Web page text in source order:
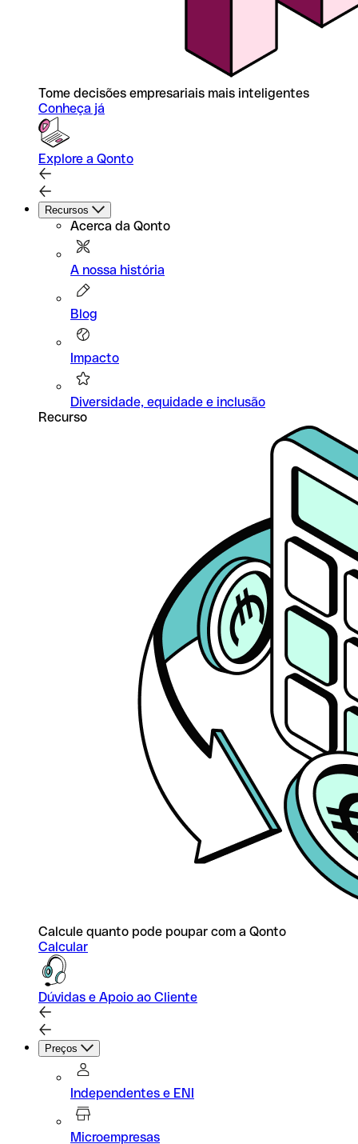
Tome decisões empresariais mais inteligentes
Conheça já
Explore a Qonto
Recursos
Acerca da Qonto
A nossa história
Blog
Impacto
Diversidade, equidade e inclusão
Recurso
Calcule quanto pode poupar com a Qonto
Calcular
Dúvidas e Apoio ao Cliente
Preços
Independentes e ENI
Microempresas